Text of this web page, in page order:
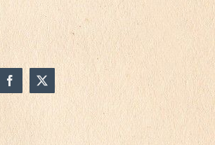
Facebook
X